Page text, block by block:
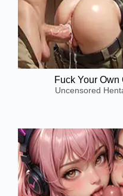
Fuck Your Own
Uncensored